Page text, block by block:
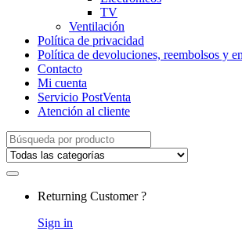
TV
Ventilación
Política de privacidad
Política de devoluciones, reembolsos y
Contacto
Mi cuenta
Servicio PostVenta
Atención al cliente
Search
for:
Returning Customer ?
Sign in